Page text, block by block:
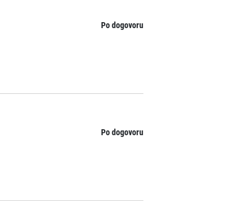
Po dogovoru
Po dogovoru